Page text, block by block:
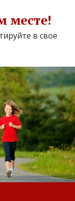
месте!
в свое